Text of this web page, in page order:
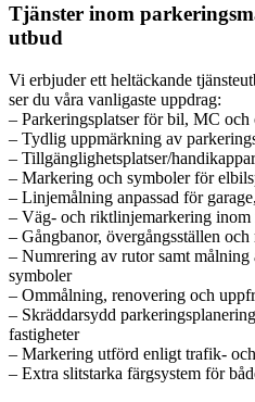
Tjänster inom
utbud
Vi erbjuder ett heltäckande
ser du våra vanligaste uppdrag:
– Parkeringsplatser för bil, MC
– Tydlig uppmärkning av
– Tillgänglighetsplatser/
– Markering och symboler för
– Linjemålning anpassad för
– Väg- och riktlinjemarkering inom
– Gångbanor, övergångsställen och
– Numrering av rutor samt
symboler
– Ommålning, renovering och
– Skräddarsydd
fastigheter
– Markering utförd enligt trafik-
– Extra slitstarka färgsystem för